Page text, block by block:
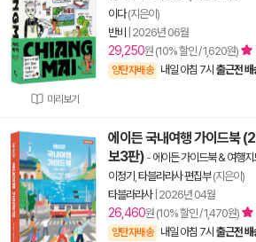
미리보기
이다(지은이)
반비
2026년 06월
29,250원 (10% 할인 / 1,620원)
양탄자배송 내일 아침 7시 출근전 배
에이든 국내여행 가이드북
보3판) - 에이든 가이드북 & 여행지
이정기 타블라라사 편집부(지은이)
타블라라사| 2026년 04월
26,460원 (10% 할인 / 1,470원)
양탄자배송 내일 아침 7시 출근전 배